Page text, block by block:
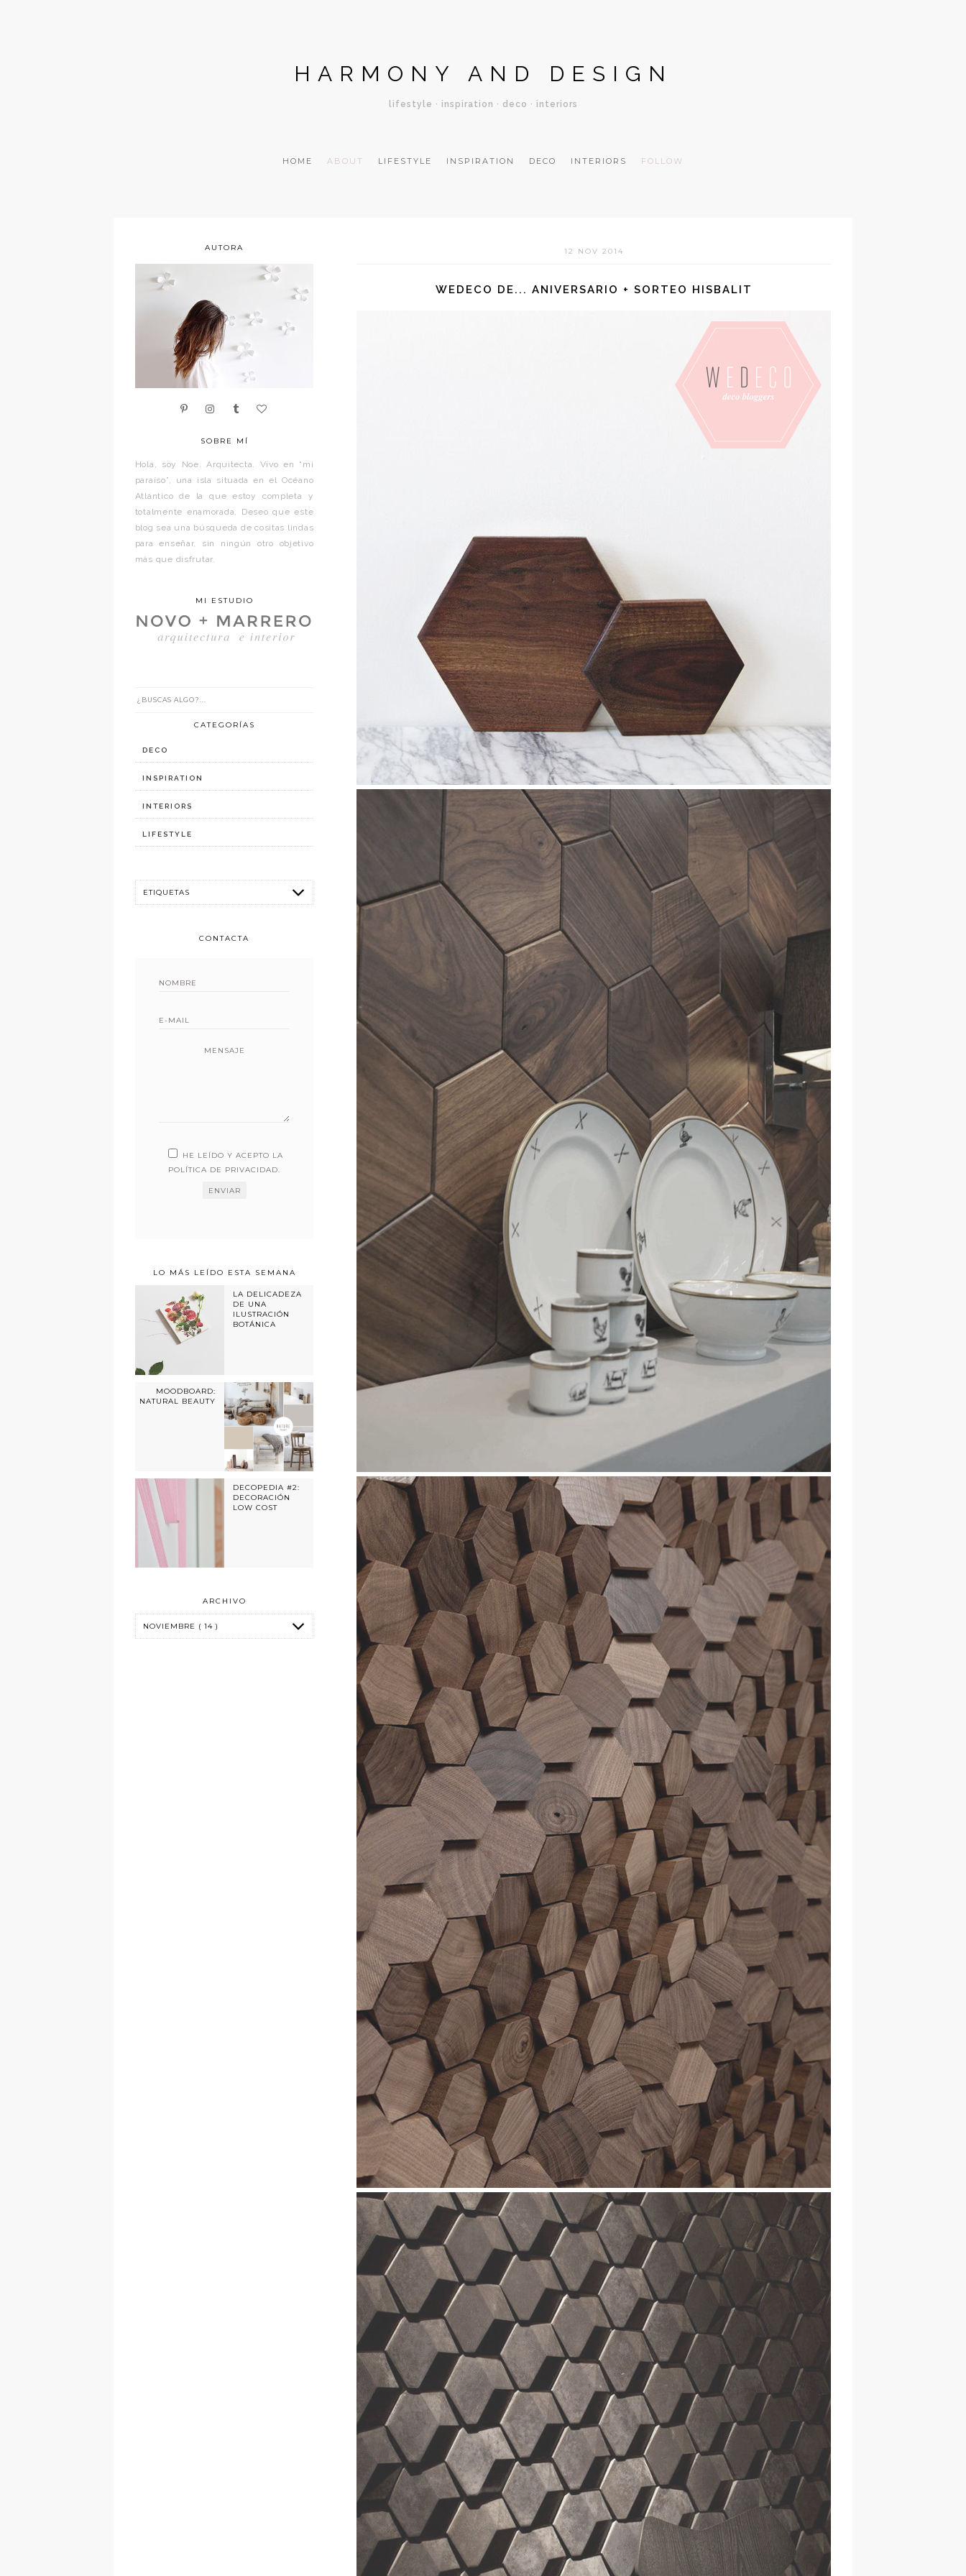
HARMONY AND DESIGN
lifestyle · inspiration · deco · interiors
HOME ABOUT LIFESTYLE INSPIRATION DECO INTERIORS FOLLOW
12 NOV 2014
WEDECO DE... ANIVERSARIO + SORTEO HISBALIT
AUTORA
SOBRE MÍ
Hola, soy Noe. Arquitecta. Vivo en “mi
paraíso”, una isla situada en el Océano
Atlántico de la que estoy completa y
totalmente enamorada. Deseo que este
blog sea una búsqueda de cositas lindas
para enseñar, sin ningún otro objetivo
más que disfrutar.
MI ESTUDIO
CATEGORÍAS
DECO
INSPIRATION
INTERIORS
LIFESTYLE
CONTACTA
MENSAJE
HE LEÍDO Y ACEPTO LA
POLÍTICA DE PRIVACIDAD.
LO MÁS LEÍDO ESTA SEMANA
LA DELICADEZA
DE UNA
ILUSTRACIÓN
BOTÁNICA
MOODBOARD:
NATURAL BEAUTY
DECOPEDIA #2:
DECORACIÓN
LOW COST
ARCHIVO